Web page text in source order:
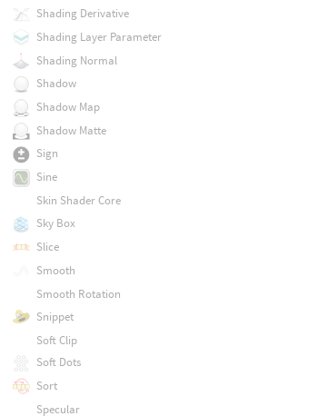
Shading Derivative
Shading Layer Parameter
Shading Normal
Shadow
Shadow Map
Shadow Matte
Sign
Sine
Skin Shader Core
Sky Box
Slice
Smooth
Smooth Rotation
Snippet
Soft Clip
Soft Dots
Sort
Specular